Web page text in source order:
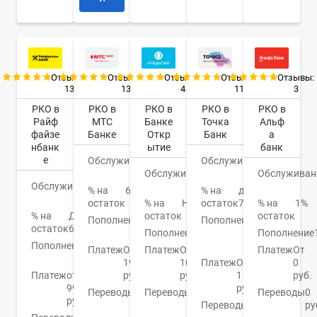
Отзывы:
13
РКО в
Райф
файзе
нбанк
е
Обслуживание0
руб.
% на
остаток
До
6%
Пополнение от 0
Платежот
99
руб.
Отзывы:
13
РКО в
МТС
Банке
Обслуживание0
руб.
% на
остаток
6,7%
Пополнение От
0%
ПлатежОт
19
руб.
Переводы
От
Отзывы:
4
РКО в
Банке
Откр
ытие
Обслуживание
руб.
% на
остаток
Нет
Пополнение
ПлатежОт
100
руб.
Переводы
0.4%
Отзывы:
11
РКО в
Точка
Банк
Обслуживание0
руб.
% на
остаток
до
7%
Пополнение От
50
руб.
ПлатежОт
1
руб.
Переводы
Отзывы:
3
РКО в
Альф
а
банк
% на
остаток
1%
Пополнение
ПлатежОт
0
руб.
Переводы0